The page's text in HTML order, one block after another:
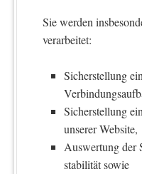
Sie werden
verarbeitet:
Sicherstellung
Sicherstellung
unserer Website,
Auswertung der
stabilität sowie